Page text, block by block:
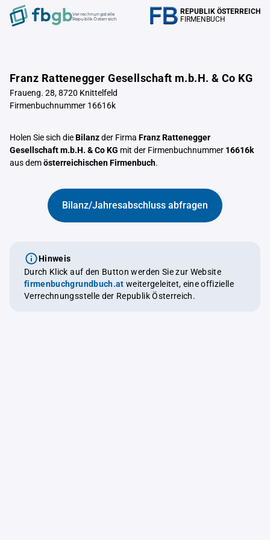
Verrechnungstelle
Republik Österreich
REPUBLIK ÖSTERREICH
FIRMENBUCH
Franz Rattenegger Gesellschaft m.b.H. & Co KG
Fraueng. 28, 8720 Knittelfeld
Firmenbuchnummer 16616k
Holen Sie sich dieBilanzder Firma Franz Rattenegger
Gesellschaft m.b.H. & Co KG mit der Firmenbuchnummer 16616k
aus demösterreichischen Firmenbuch.
Bilanz/Jahresabschluss abfragen
Hinweis
Durch Klick auf den Button werden Sie zur Website
firmenbuchgrundbuch.at weitergeleitet, eine offizielle
Verrechnungsstelle der Republik Österreich.